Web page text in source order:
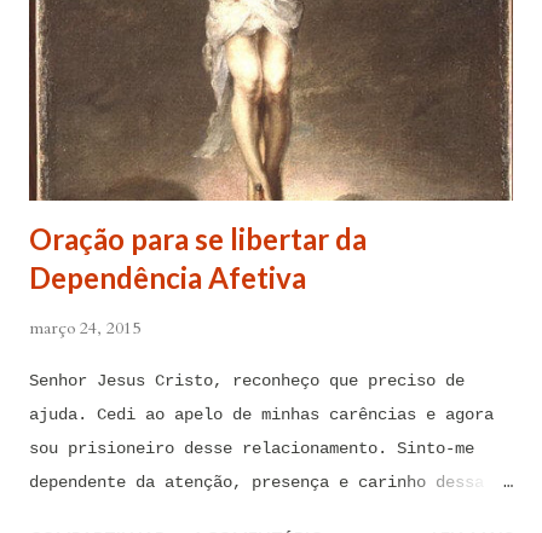
Oração para se libertar da
Dependência Afetiva
março 24, 2015
Senhor Jesus Cristo, reconheço que preciso de
ajuda. Cedi ao apelo de minhas carências e agora
sou prisioneiro desse relacionamento. Sinto-me
dependente da atenção, presença e carinho dessa